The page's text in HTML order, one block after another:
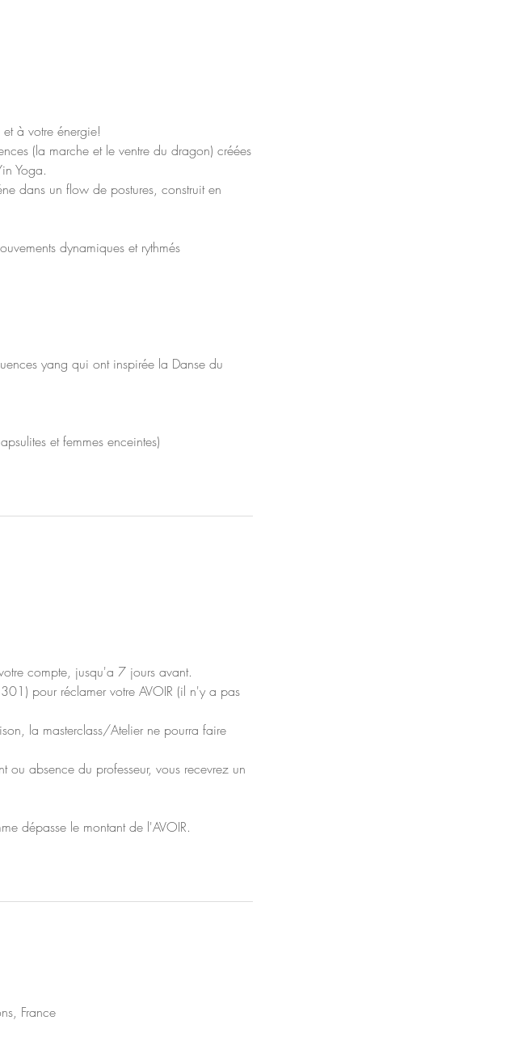
à votre énergie!
(la marche et le ventre du dragon) créées
Yoga.
dans un flow de postures, construit en
dynamiques et rythmés
yang qui ont inspirée la Danse du
et femmes enceintes)
compte, jusqu'a 7 jours avant.
pour réclamer votre AVOIR (il n'y a pas
la masterclass/Atelier ne pourra faire
ou absence du professeur, vous recevrez un
dépasse le montant de l'AVOIR.
France